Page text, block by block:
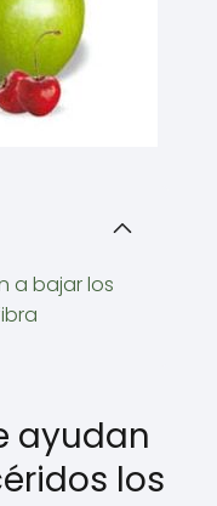
a bajar los
ayudan
los